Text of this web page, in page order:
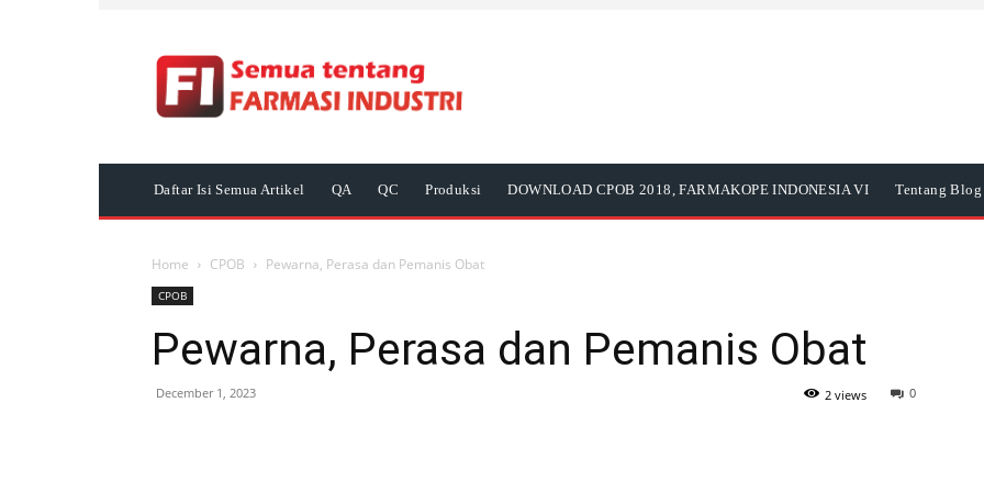
Daftar Isi Semua Artikel QA QC Produksi DOWNLOAD CPOB 2018, FARMAKOPE INDONESIA VI Tentang
Home CPOB Pewarna, Perasa dan Pemanis Obat
CPOB
Pewarna, Perasa dan Pemanis Obat
December 1, 2023 0
2 views